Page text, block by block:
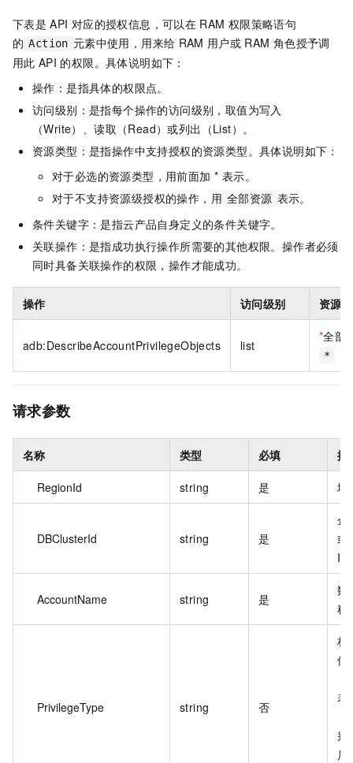
下表是 API 对应的授权信息，可以在 RAM 权限策略语句
的 Action 元素中使用，用来给 RAM 用户或 RAM 角色授予调
用此 API 的权限。具体说明如下：
操作：是指具体的权限点。
访问级别：是指每个操作的访问级别，取值为写入
（Write）、读取（Read）或列出（List）。
资源类型：是指操作中支持授权的资源类型。具体说明如下：
对于必选的资源类型，用前面加 * 表示。
对于不支持资源级授权的操作，用 全部资源 表示。
条件关键字：是指云产品自身定义的条件关键字。
关联操作：是指成功执行操作所需要的其他权限。操作者必须
同时具备关联操作的权限，操作才能成功。
操作 访问级别 资源
adb:DescribeAccountPrivilegeObjects list
*全部
*
请求参数
名称 类型 必填 描
RegionId string 是 地
DBClusterId string 是
企
或
ID
AccountName string 是
数
称
PrivilegeType string 否
权
传
表
别
局